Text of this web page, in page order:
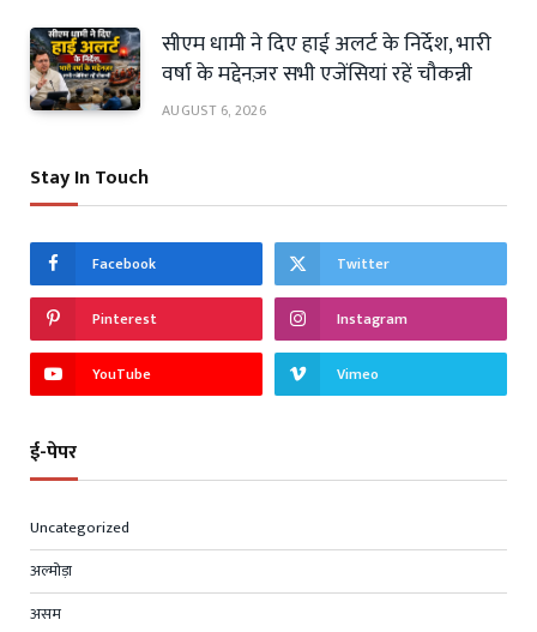
सीएम धामी ने दिए हाई अलर्ट के निर्देश, भारी
वर्षा के मद्देनज़र सभी एजेंसियां रहें चौकन्नी
AUGUST 6, 2026
Stay In Touch
Facebook Twitter
Pinterest Instagram
YouTube Vimeo
ई-पेपर
Uncategorized
अल्मोड़ा
असम